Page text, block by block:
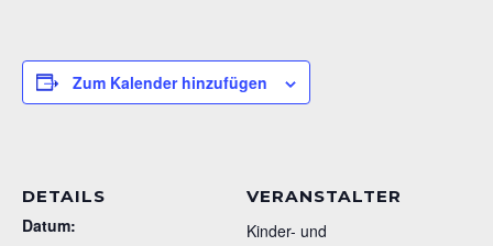
Zum Kalender hinzufügen
DETAILS
Datum:
VERANSTALTER
Kinder- und